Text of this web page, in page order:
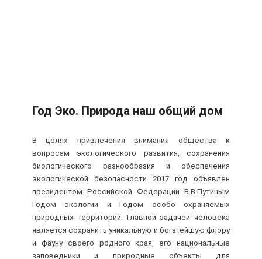
Год Эко. Природа наш общий дом
В целях привлечения внимания общества к
вопросам экологического развития, сохранения
биологического разнообразия и обеспечения
экологической безопасности 2017 год объявлен
президентом Российской Федерации В.В.Путиным
Годом экологии и Годом особо охраняемых
природных территорий. Главной задачей человека
является сохранить уникальную и богатейшую флору
и фауну своего родного края, его национальные
заповедники и природные объекты для